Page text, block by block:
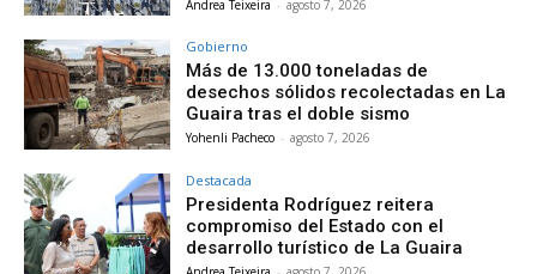
Andrea Teixeira - agosto 7, 2026
Gobierno
Más de 13.000 toneladas de
desechos sólidos recolectadas en La
Guaira tras el doble sismo
Yohenli Pacheco - agosto 7, 2026
Destacada
Presidenta Rodríguez reitera
compromiso del Estado con el
desarrollo turístico de La Guaira